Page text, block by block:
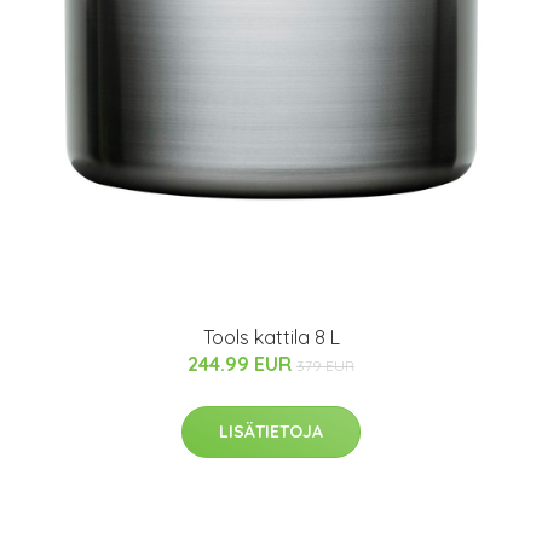
Tools kattila 8 L
244.99 EUR 379 EUR
LISÄTIETOJA